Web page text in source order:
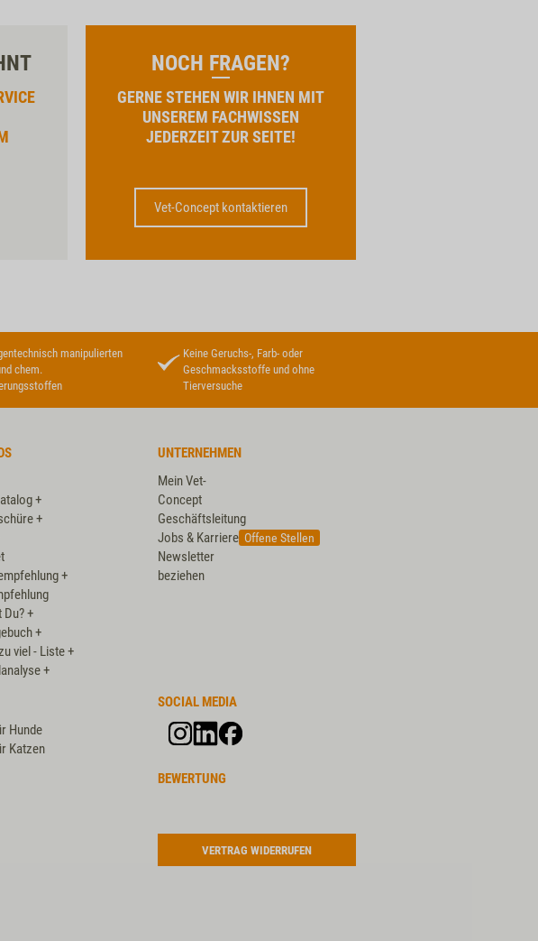
NOCH FRAGEN?
GERNE STEHEN WIR IHNEN MIT
UNSEREM FACHWISSEN
JEDERZEIT ZUR SEITE!
Vet-Concept kontaktieren
manipulierten
chem.
Keine Geruchs-, Farb- oder
Geschmacksstoffe und ohne
Tierversuche
+
+
+
+
+
viel - Liste +
+
UNTERNEHMEN
Mein Vet-
Concept
Geschäftsleitung
Jobs & Karriere Offene Stellen
Newsletter
beziehen
Hunde
Katzen
SOCIAL MEDIA
BEWERTUNG
VERTRAG WIDERRUFEN